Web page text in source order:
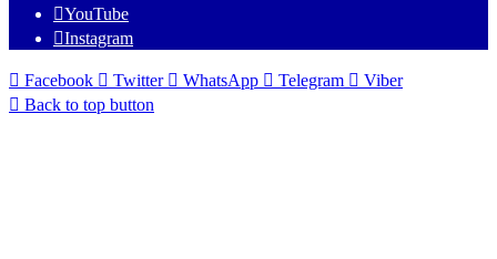
YouTube
Instagram
Facebook Twitter WhatsApp Telegram
Viber
Back to top button